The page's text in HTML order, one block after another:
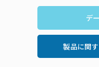
デ
製品に関